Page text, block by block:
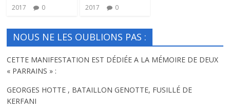
2017
0
2017
0
NOUS NE LES OUBLIONS PAS :
CETTE MANIFESTATION EST DÉDIÉE A LA MÉMOIRE DE DEUX
« PARRAINS » :
GEORGES HOTTE , BATAILLON GENOTTE, FUSILLÉ DE
KERFANI